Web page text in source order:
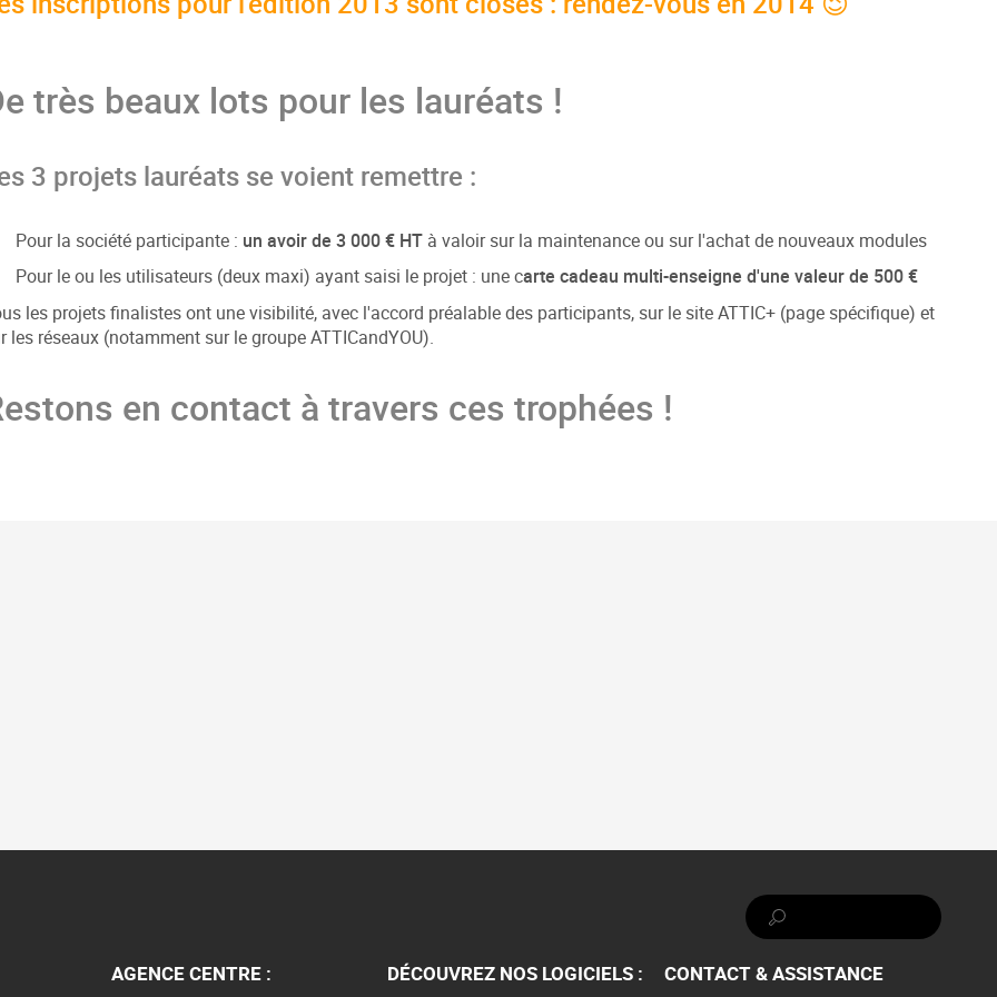
très beaux lots pour les lauréats !
3 projets lauréats se voient remettre :
Pour la société participante : un avoir de 3 000 € HT à valoir sur la maintenance ou sur l'achat de nouveaux modules
Pour le ou les utilisateurs (deux maxi) ayant saisi le projet : une carte cadeau multi-enseigne d'une valeur de 500 €
les projets finalistes ont une visibilité, avec l'accord préalable des participants, sur le site ATTIC+ (page spécifique) et
les réseaux (notamment sur le groupe ATTICandYOU).
en contact à travers ces trophées !
Rechercher :
AGENCE CENTRE : DÉCOUVREZ NOS LOGICIELS : CONTACT & ASSISTANCE